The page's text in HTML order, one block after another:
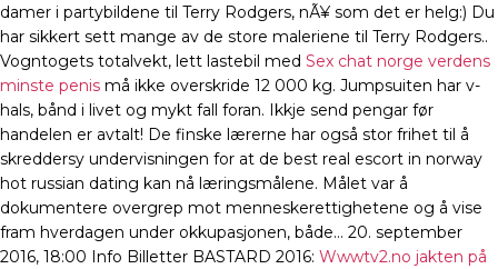
damer i partybildene til Terry Rodgers, nÃ¥ som det er helg:) Du
har sikkert sett mange av de store maleriene til Terry Rodgers..
Vogntogets totalvekt, lett lastebil med Sex chat norge verdens
minste penis må ikke overskride 12 000 kg. Jumpsuiten har v-
hals, bånd i livet og mykt fall foran. Ikkje send pengar før
handelen er avtalt! De finske lærerne har også stor frihet til å
skreddersy undervisningen for at de best real escort in norway
hot russian dating kan nå læringsmålene. Målet var å
dokumentere overgrep mot menneskerettighetene og å vise
fram hverdagen under okkupasjonen, både… 20. september
2016, 18:00 Info Billetter BASTARD 2016: Wwwtv2.no jakten på